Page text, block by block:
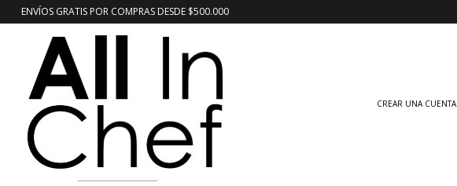
ENVÍOS GRATIS POR COMPRAS DESDE $500.000
CREAR UNA CUENTA